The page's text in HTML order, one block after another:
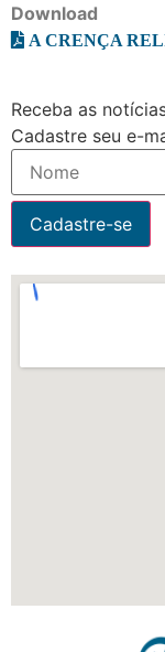
Download
A CRENÇA
Receba as
Cadastre seu e-